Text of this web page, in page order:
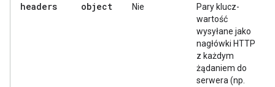
headers object Nie
Pary klucz-
wartość
wysyłane jako
nagłówki HTTP
z każdym
żądaniem do
serwera (np.